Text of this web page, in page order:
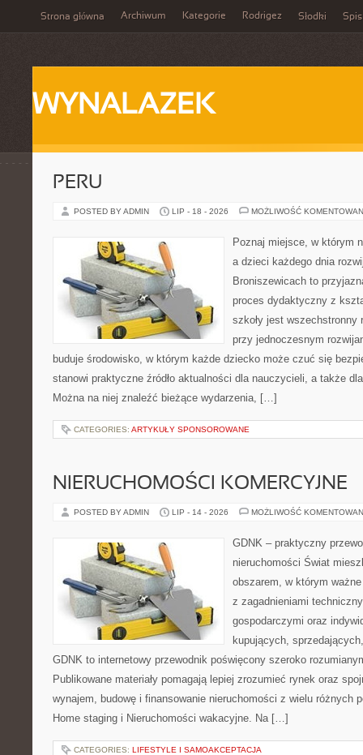
Strona główna Archiwum Kategorie Rodrigez Słodki Spis
WYNALAZEK
PERU
POSTED BY ADMIN LIP - 18 - 2026 MOŻLIWOŚĆ
Poznaj miejsce, w którym
a dzieci każdego dnia
Broniszewicach to
proces dydaktyczny z
szkoły jest wszechstronny
przy jednoczesnym
buduje środowisko, w którym każde dziecko może czuć się
stanowi praktyczne źródło aktualności dla nauczycieli, a także
Można na niej znaleźć bieżące wydarzenia, […]
CATEGORIES: ARTYKUŁY SPONSOROWANE
NIERUCHOMOŚCI KOMERCYJNE
POSTED BY ADMIN LIP - 14 - 2026 MOŻLIWOŚĆ
GDNK – praktyczny
nieruchomości Świat
obszarem, w którym
z zagadnieniami
gospodarczymi oraz
kupujących,
GDNK to internetowy przewodnik poświęcony szeroko
Publikowane materiały pomagają lepiej zrozumieć rynek oraz
wynajem, budowę i finansowanie nieruchomości z wielu różnych
Home staging i Nieruchomości wakacyjne. Na […]
CATEGORIES: LIFESTYLE I SAMOAKCEPTACJA